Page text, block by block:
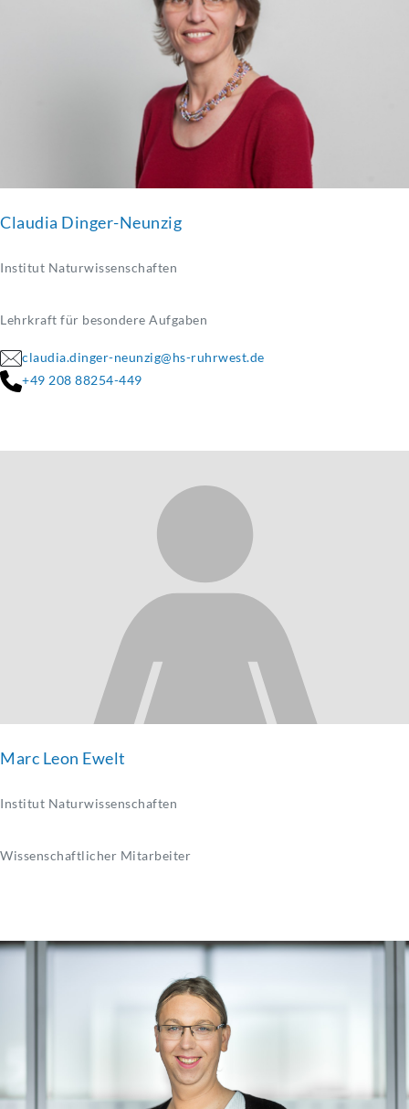
Claudia Dinger-Neunzig
Institut Naturwissenschaften
Lehrkraft für besondere Aufgaben
claudia.dinger-neunzig@hs-ruhrwest.de
+49 208 88254-449
Marc Leon Ewelt
Institut Naturwissenschaften
Wissenschaftlicher Mitarbeiter